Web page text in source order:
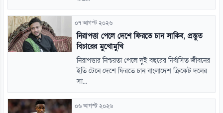
০৭ আগস্ট ২০২৬
নিরাপত্তা পেলে দেশে ফিরতে চান সাকিব, প্রস্তুত
বিচারের মুখোমুখি
নিরাপত্তার নিশ্চয়তা পেলে দুই বছরের নির্বাসিত জীবনের
ইতি টেনে দেশে ফিরতে চান বাংলাদেশ ক্রিকেট দলের
সা...
০৬ আগস্ট ২০২৬